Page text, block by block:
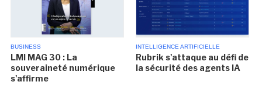
BUSINESS
LMI MAG 30 : La
souveraineté numérique
s'affirme
INTELLIGENCE ARTIFICIELLE
Rubrik s'attaque au défi de
la sécurité des agents IA